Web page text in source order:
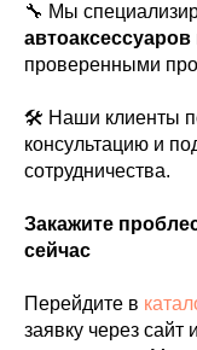
🔧 Мы
автоаксессуаров
проверенными
🛠 Наши клиенты
консультацию и
сотрудничества.
Закажите
сейчас
Перейдите в
заявку через